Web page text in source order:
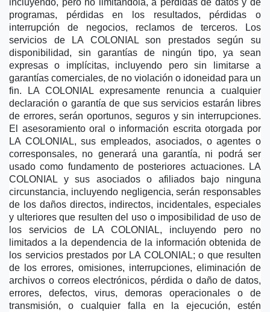
incluyendo, pero no limitándola, a pérdidas de datos y de
programas, pérdidas en los resultados, pérdidas o
interrupción de negocios, reclamos de terceros. Los
servicios de LA COLONIAL son prestados según su
disponibilidad, sin garantías de ningún tipo, ya sean
expresas o implícitas, incluyendo pero sin limitarse a
garantías comerciales, de no violación o idoneidad para un
fin. LA COLONIAL expresamente renuncia a cualquier
declaración o garantía de que sus servicios estarán libres
de errores, serán oportunos, seguros y sin interrupciones.
El asesoramiento oral o información escrita otorgada por
LA COLONIAL, sus empleados, asociados, o agentes o
corresponsales, no generará una garantía, ni podrá ser
usado como fundamento de posteriores actuaciones. LA
COLONIAL y sus asociados o afiliados bajo ninguna
circunstancia, incluyendo negligencia, serán responsables
de los daños directos, indirectos, incidentales, especiales
y ulteriores que resulten del uso o imposibilidad de uso de
los servicios de LA COLONIAL, incluyendo pero no
limitados a la dependencia de la información obtenida de
los servicios prestados por LA COLONIAL; o que resulten
de los errores, omisiones, interrupciones, eliminación de
archivos o correos electrónicos, pérdida o daño de datos,
errores, defectos, virus, demoras operacionales o de
transmisión, o cualquier falla en la ejecución, estén